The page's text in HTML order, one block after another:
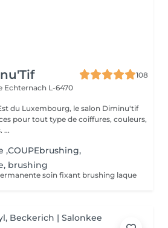
108
Echternach L-6470
du Luxembourg, le salon Diminu'tif
pour tout type de coiffures, couleurs,
...
brushing
soin fixant brushing laque